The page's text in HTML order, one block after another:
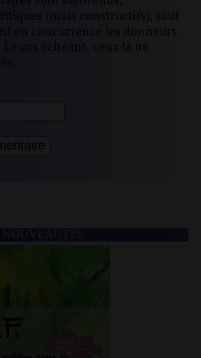
(mais constructifs), sauf
en concurrence les donneurs
cas échéant, ceux-là ne